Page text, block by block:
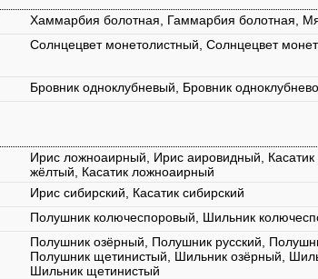
Хаммарбия болотная, Гаммарбия болотная,
Солнцецвет монетолистный, Солнцецвет
Бровник одноклубневый, Бровник
Ирис ложноаирный, Ирис аировидный, Касатик
жёлтый, Касатик ложноаирный
Ирис сибирский, Касатик сибирский
Полушник колючеспоровый, Шильник
Полушник озёрный, Полушник русский,
Полушник щетинистый, Шильник озёрный,
Шильник щетинистый